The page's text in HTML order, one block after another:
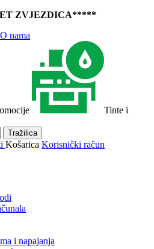
ZVJEZDICA*****
O nama
Tinte i
Tražilica
Košarica Korisnički račun
i napajanja